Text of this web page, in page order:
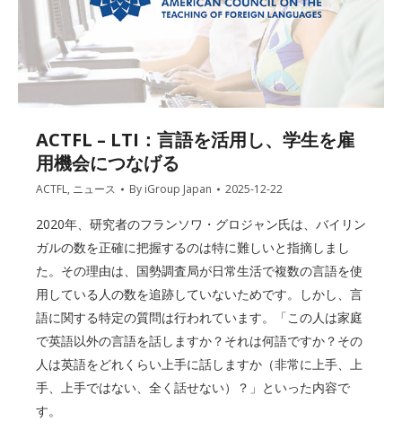
ACTFL – LTI：言語を活用し、学生を雇
用機会につなげる
ACTFL, ニュース By iGroup Japan 2025-12-22
2020年、研究者のフランソワ・グロジャン氏は、バイリン
ガルの数を正確に把握するのは特に難しいと指摘しまし
た。その理由は、国勢調査局が日常生活で複数の言語を使
用している人の数を追跡していないためです。しかし、言
語に関する特定の質問は行われています。「この人は家庭
で英語以外の言語を話しますか？それは何語ですか？その
人は英語をどれくらい上手に話しますか（非常に上手、上
手、上手ではない、全く話せない）？」といった内容で
す。